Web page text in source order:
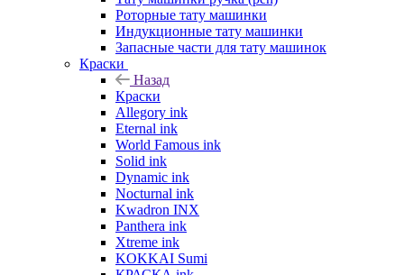
Роторные тату машинки
Индукционные тату машинки
Запасные части для тату машинок
Краски
Назад
Краски
Allegory ink
Eternal ink
World Famous ink
Solid ink
Dynamic ink
Nocturnal ink
Kwadron INX
Panthera ink
Xtreme ink
KOKKAI Sumi